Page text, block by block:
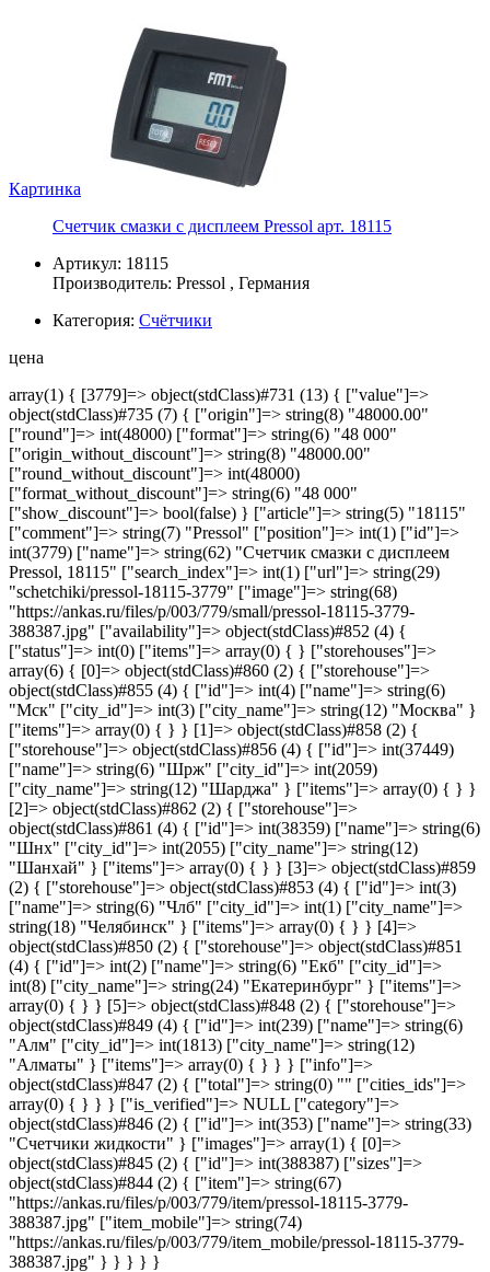
Картинка
Счетчик смазки с дисплеем Pressol арт. 18115
Артикул: 18115
Производитель: Pressol , Германия
Категория: Счётчики
цена
array(1) { [3779]=> object(stdClass)#731 (13) { ["value"]=>
object(stdClass)#735 (7) { ["origin"]=> string(8) "48000.00"
["round"]=> int(48000) ["format"]=> string(6) "48 000"
["origin_without_discount"]=> string(8) "48000.00"
["round_without_discount"]=> int(48000)
["format_without_discount"]=> string(6) "48 000"
["show_discount"]=> bool(false) } ["article"]=> string(5) "18115"
["comment"]=> string(7) "Pressol" ["position"]=> int(1) ["id"]=>
int(3779) ["name"]=> string(62) "Счетчик смазки с дисплеем
Pressol, 18115" ["search_index"]=> int(1) ["url"]=> string(29)
"schetchiki/pressol-18115-3779" ["image"]=> string(68)
"https://ankas.ru/files/p/003/779/small/pressol-18115-3779-
388387.jpg" ["availability"]=> object(stdClass)#852 (4) {
["status"]=> int(0) ["items"]=> array(0) { } ["storehouses"]=>
array(6) { [0]=> object(stdClass)#860 (2) { ["storehouse"]=>
object(stdClass)#855 (4) { ["id"]=> int(4) ["name"]=> string(6)
"Мск" ["city_id"]=> int(3) ["city_name"]=> string(12) "Москва" }
["items"]=> array(0) { } } [1]=> object(stdClass)#858 (2) {
["storehouse"]=> object(stdClass)#856 (4) { ["id"]=> int(37449)
["name"]=> string(6) "Шрж" ["city_id"]=> int(2059)
["city_name"]=> string(12) "Шарджа" } ["items"]=> array(0) { } }
[2]=> object(stdClass)#862 (2) { ["storehouse"]=>
object(stdClass)#861 (4) { ["id"]=> int(38359) ["name"]=> string(6)
"Шнх" ["city_id"]=> int(2055) ["city_name"]=> string(12)
"Шанхай" } ["items"]=> array(0) { } } [3]=> object(stdClass)#859
(2) { ["storehouse"]=> object(stdClass)#853 (4) { ["id"]=> int(3)
["name"]=> string(6) "Члб" ["city_id"]=> int(1) ["city_name"]=>
string(18) "Челябинск" } ["items"]=> array(0) { } } [4]=>
object(stdClass)#850 (2) { ["storehouse"]=> object(stdClass)#851
(4) { ["id"]=> int(2) ["name"]=> string(6) "Екб" ["city_id"]=>
int(8) ["city_name"]=> string(24) "Екатеринбург" } ["items"]=>
array(0) { } } [5]=> object(stdClass)#848 (2) { ["storehouse"]=>
object(stdClass)#849 (4) { ["id"]=> int(239) ["name"]=> string(6)
"Алм" ["city_id"]=> int(1813) ["city_name"]=> string(12)
"Алматы" } ["items"]=> array(0) { } } } ["info"]=>
object(stdClass)#847 (2) { ["total"]=> string(0) "" ["cities_ids"]=>
array(0) { } } } ["is_verified"]=> NULL ["category"]=>
object(stdClass)#846 (2) { ["id"]=> int(353) ["name"]=> string(33)
"Счетчики жидкости" } ["images"]=> array(1) { [0]=>
object(stdClass)#845 (2) { ["id"]=> int(388387) ["sizes"]=>
object(stdClass)#844 (2) { ["item"]=> string(67)
"https://ankas.ru/files/p/003/779/item/pressol-18115-3779-
388387.jpg" ["item_mobile"]=> string(74)
"https://ankas.ru/files/p/003/779/item_mobile/pressol-18115-3779-
388387.jpg" } } } } }